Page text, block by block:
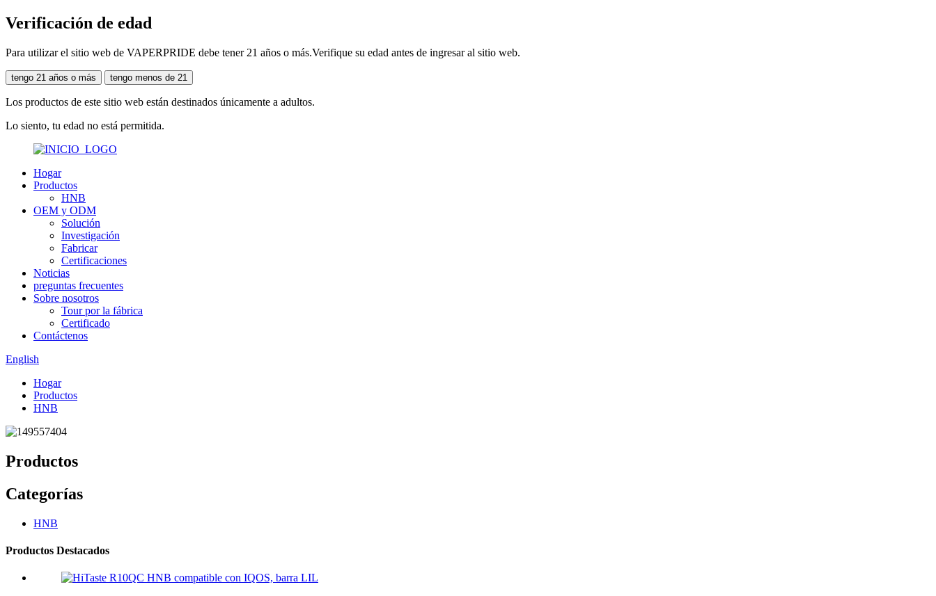
Verificación de edad
Para utilizar el sitio web de VAPERPRIDE debe tener 21 años o más.Verifique su edad antes de ingresar al sitio web.
tengo 21 años o más tengo menos de 21
Los productos de este sitio web están destinados únicamente a adultos.
Lo siento, tu edad no está permitida.
Hogar
Productos
HNB
OEM y ODM
Solución
Investigación
Fabricar
Certificaciones
Noticias
preguntas frecuentes
Sobre nosotros
Tour por la fábrica
Certificado
Contáctenos
English
Hogar
Productos
HNB
Productos
Categorías
HNB
Productos Destacados